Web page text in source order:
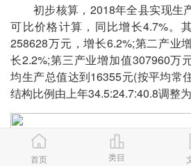
初步核算，2018年全县实现生
可比价格计算，同比增长4.7%。
258628万元，增长6.2%;第二产业
长2.2%;第三产业增加值307960万
均生产总值达到16355元(按平均常
结构比例由上年34.5:24.7:40.8调整为
首页 类目